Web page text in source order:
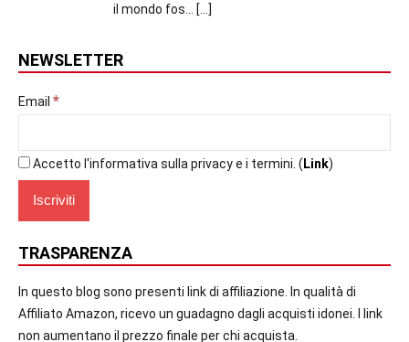
il mondo fos...
[…]
NEWSLETTER
Email *
Accetto l'informativa sulla privacy e i termini. ( Link)
TRASPARENZA
In questo blog sono presenti link di affiliazione. In qualità di
Affiliato Amazon, ricevo un guadagno dagli acquisti idonei. I link
non aumentano il prezzo finale per chi acquista.